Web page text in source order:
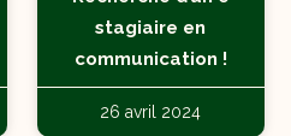
stagiaire en
communication !
26 avril 2024